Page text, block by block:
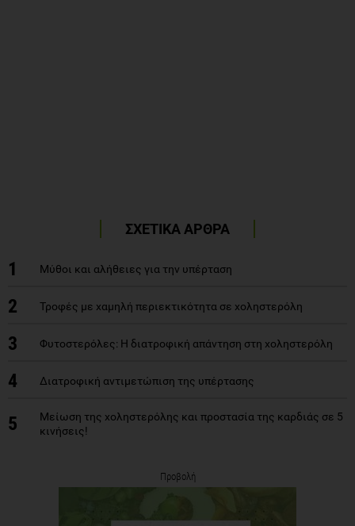
ΣΧΕΤΙΚΑ ΑΡΘΡΑ
1 Μύθοι και αλήθειες για την υπέρταση
2 Τροφές με χαμηλή περιεκτικότητα σε χοληστερόλη
3 Φυτοστερόλες: Η διατροφική απάντηση στη χοληστερόλη
4 Διατροφική αντιμετώπιση της υπέρτασης
5
Μείωση της χοληστερόλης και προστασία της καρδιάς σε 5
κινήσεις!
Προβολή